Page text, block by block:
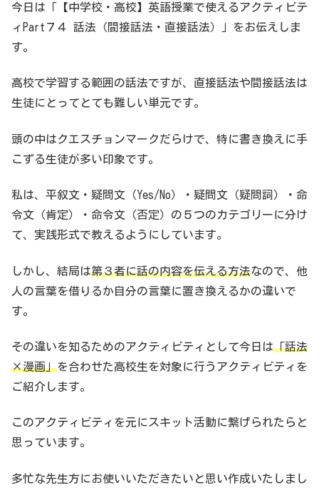
今日は「【中学校・高校】英語授業で使えるアクティビテ
ィPart７４ 話法（間接話法・直接話法）」をお伝えしま
す。
高校で学習する範囲の話法ですが、直接話法や間接話法は
生徒にとってとても難しい単元です。
頭の中はクエスチョンマークだらけで、特に書き換えに手
こずる生徒が多い印象です。
私は、平叙文・疑問文（Yes/No）・疑問文（疑問詞）・命
令文（肯定）・命令文（否定）の５つのカテゴリーに分け
て、実践形式で教えるようにしています。
しかし、結局は第３者に話の内容を伝える方法なので、他
人の言葉を借りるか自分の言葉に置き換えるかの違いで
す。
その違いを知るためのアクティビティとして今日は「話法
×漫画」を合わせた高校生を対象に行うアクティビティを
ご紹介します。
このアクティビティを元にスキット活動に繋げられたらと
思っています。
多忙な先生方にお使いいただきたいと思い作成いたしまし